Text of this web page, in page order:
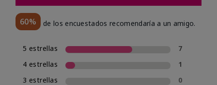
60% de los encuestados recomendaría a un amigo.
5 estrellas
7
4 estrellas
1
3 estrellas
0